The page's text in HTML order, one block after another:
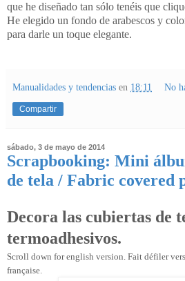
que he diseñado tan sólo tenéis que
He elegido un fondo de arabescos y
para darle un toque elegante.
Manualidades y tendencias en 18:11 No
Compartir
sábado, 3 de mayo de 2014
Scrapbooking: Mini
de tela / Fabric covered
Decora las cubiertas de
termoadhesivos.
Scroll down for english version. Fait défiler
française.